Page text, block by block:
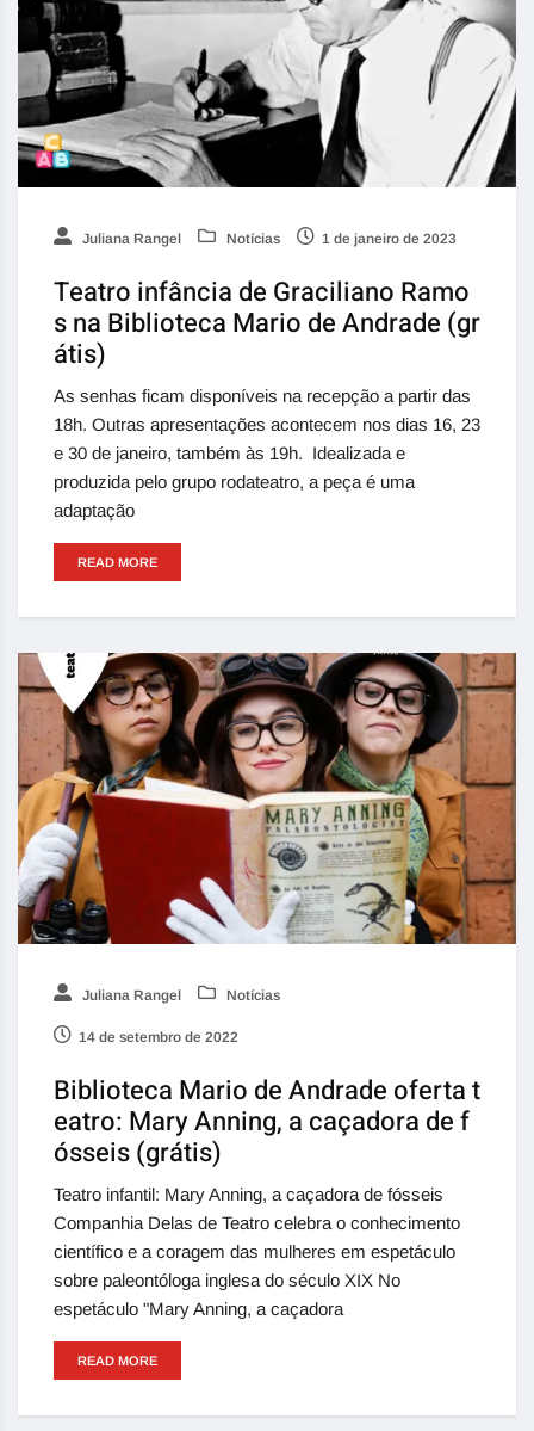
Juliana Rangel Notícias 1 de janeiro de 2023
Teatro infância de Graciliano Ramo
s na Biblioteca Mario de Andrade (gr
átis)
As senhas ficam disponíveis na recepção a partir das
18h. Outras apresentações acontecem nos dias 16, 23
e 30 de janeiro, também às 19h. Idealizada e
produzida pelo grupo rodateatro, a peça é uma
adaptação
READ MORE
Juliana Rangel Notícias
14 de setembro de 2022
Biblioteca Mario de Andrade oferta t
eatro: Mary Anning, a caçadora de f
ósseis (grátis)
Teatro infantil: Mary Anning, a caçadora de fósseis
Companhia Delas de Teatro celebra o conhecimento
científico e a coragem das mulheres em espetáculo
sobre paleontóloga inglesa do século XIX No
espetáculo "Mary Anning, a caçadora
READ MORE